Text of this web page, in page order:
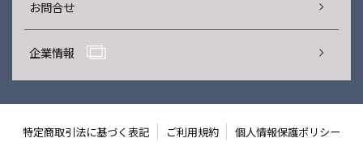
お問合せ
企業情報
特定商取引法に基づく表記 ご利用規約 個人情報保護ポリシー